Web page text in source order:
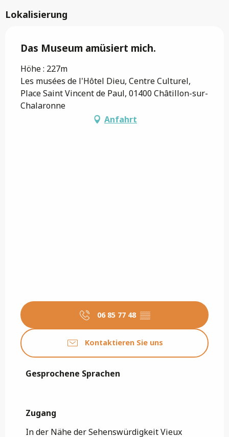
Lokalisierung
Das Museum amüsiert mich.
Höhe : 227m
Les musées de l'Hôtel Dieu, Centre Culturel,
Place Saint Vincent de Paul, 01400 Châtillon-sur-
Chalaronne
Anfahrt
06 85 77 48 ▒▒
Kontaktieren Sie uns
Gesprochene Sprachen
Gesprochene Sprachen
Zugang
Zugang
In der Nähe der Sehenswürdigkeit Vieux